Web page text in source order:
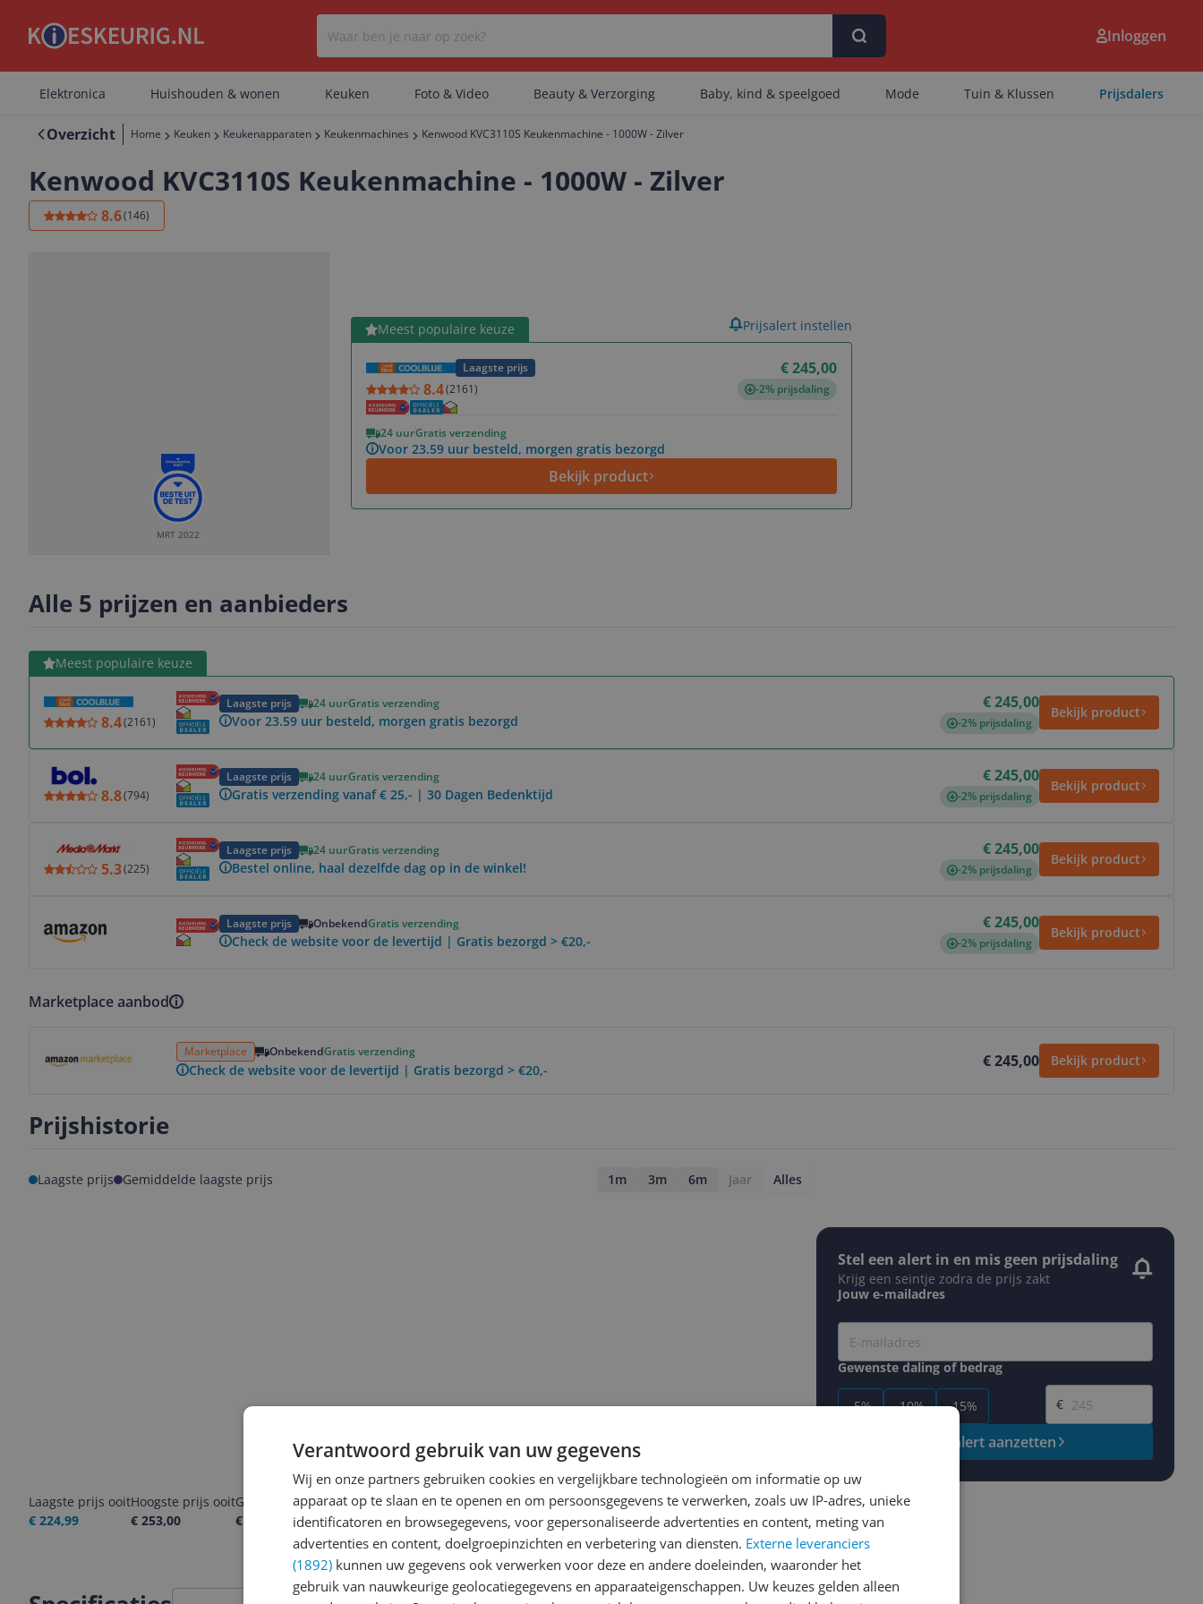
Er zijn geen categorieën gevonden.
Inloggen
Elektronica Huishouden & wonen Keuken Foto & Video Beauty & Verzorging Baby, kind & speelgoed Mode Tuin & Klussen Prijsdalers
Overzicht Home Keuken Keukenapparaten Keukenmachines Kenwood KVC3110S Keukenmachine - 1000W - Zilver
Kenwood KVC3110S Keukenmachine - 1000W - Zilver
8.6(146)
MRT 2022
Meest populaire keuze
Laagste prijs
€ 245,00
8.4(2161) -2% prijsdaling
24 uurGratis verzending
Voor 23.59 uur besteld, morgen gratis bezorgd
Bekijk product
Bekijk product Prijsalert instellen
Alle 5 prijzen en aanbieders
Meest populaire keuze
8.4(2161)
Laagste prijs 24 uurGratis verzending
Voor 23.59 uur besteld, morgen gratis bezorgd
€ 245,00
-2% prijsdaling
Bekijk product
Bekijk product
8.8(794)
Laagste prijs 24 uurGratis verzending
Gratis verzending vanaf € 25,- | 30 Dagen Bedenktijd
€ 245,00
-2% prijsdaling
Bekijk product
5.3(225)
Laagste prijs 24 uurGratis verzending
Bestel online, haal dezelfde dag op in de winkel!
€ 245,00
-2% prijsdaling
Bekijk product
Laagste prijs OnbekendGratis verzending
Check de website voor de levertijd | Gratis bezorgd > €20,-
€ 245,00
-2% prijsdaling
Bekijk product
Marketplace aanbod
Marketplace OnbekendGratis verzending
Check de website voor de levertijd | Gratis bezorgd > €20,- € 245,00 Bekijk product
Prijshistorie
Laagste prijs Gemiddelde laagste prijs 1m 3m 6m Jaar Alles
Laagste prijs ooit
€ 224,99
Hoogste prijs ooit
€ 253,00
Goedkoopste nu
€ 245,00
Laatste prijsupdate
05-08-2026
Stel een alert in en mis geen prijsdaling
Krijg een seintje zodra de prijs zakt
Jouw e-mailadres
Gewenste daling of bedrag
-5% -10% -15%
Gewenste prijs
€
Prijsalert aanzetten
Verantwoord gebruik van uw gegevens
Wij en onze partners gebruiken cookies en vergelijkbare technologieën om informatie op uw
apparaat op te slaan en te openen en om persoonsgegevens te verwerken, zoals uw IP-adres, unieke
identificatoren en browsegegevens, voor gepersonaliseerde advertenties en content, meting van
advertenties en content, doelgroepinzichten en verbetering van diensten. Externe leveranciers
(1892) kunnen uw gegevens ook verwerken voor deze en andere doeleinden, waaronder het
gebruik van nauwkeurige geolocatiegegevens en apparaateigenschappen. Uw keuzes gelden alleen